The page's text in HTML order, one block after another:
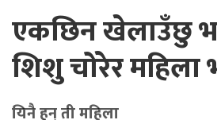
एकछिन खेलाउँछु
शिशु चोरेर महिला
यिनै हुन् ती महिला